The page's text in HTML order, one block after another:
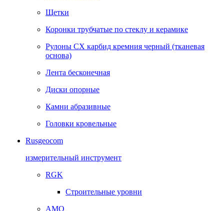
Щетки
Коронки трубчатые по стеклу и керамике
Рулоны CX карбид кремния черный (тканевая
основа)
Лента бесконечная
Диски опорные
Камни абразивные
Головки кровельные
Rusgeocom
измерительный инструмент
RGK
Строительные уровни
AMO